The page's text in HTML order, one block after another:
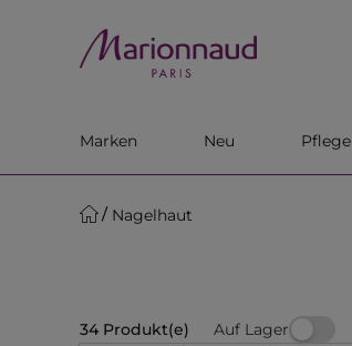
Marken Neu Pflege
Nagelhaut
34 Produkt(e) Auf Lager